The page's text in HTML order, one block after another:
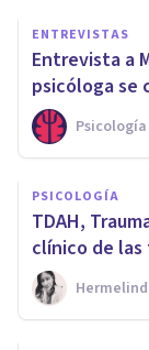
ENTREVISTAS
Entrevista a
psicóloga se
PSICOLOGÍA
TDAH,
clínico de las